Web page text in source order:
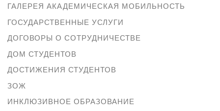
ГАЛЕРЕЯ АКАДЕМИЧЕСКАЯ МОБИЛЬНОСТЬ
ГОСУДАРСТВЕННЫЕ УСЛУГИ
ДОГОВОРЫ О СОТРУДНИЧЕСТВЕ
ДОМ СТУДЕНТОВ
ДОСТИЖЕНИЯ СТУДЕНТОВ
ЗОЖ
ИНКЛЮЗИВНОЕ ОБРАЗОВАНИЕ